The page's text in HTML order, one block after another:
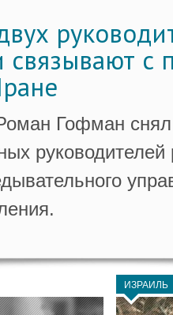
связывают с
Гофман снял
ИЗРАИЛЬ